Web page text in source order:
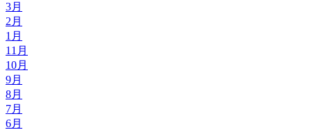
3月
2月
1月
11月
10月
9月
8月
7月
6月